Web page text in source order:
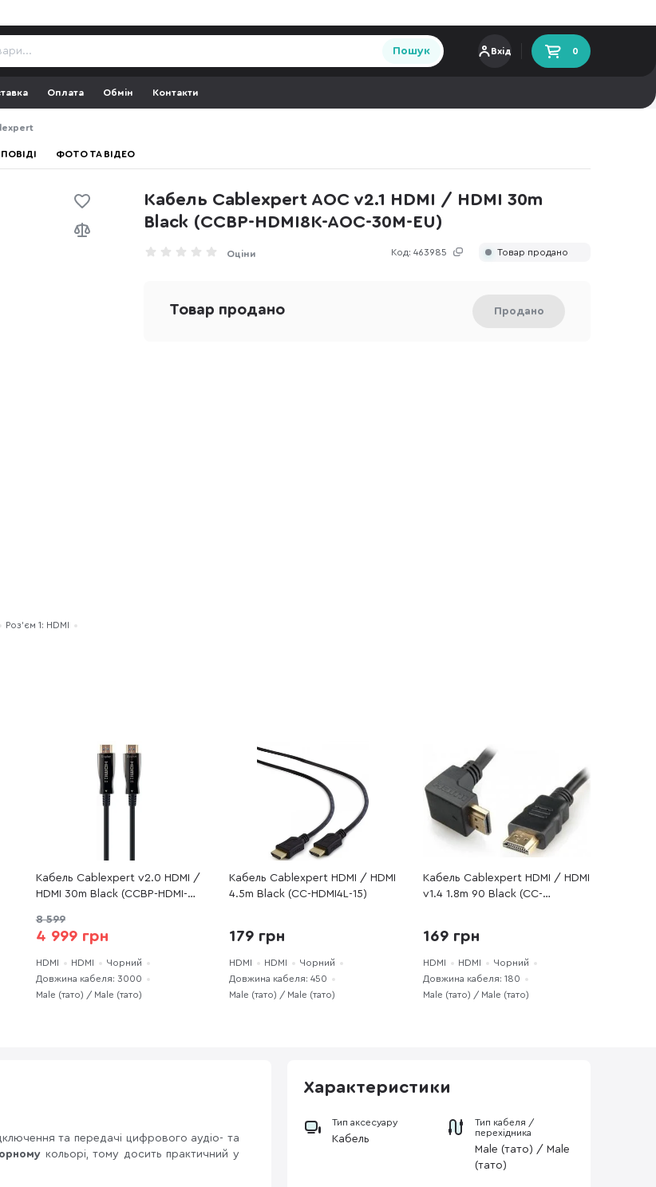
Пошук Вхід 0
Оплата Обмін Контакти
ФОТО ТА ВІДЕО
Кабель Cablexpert AOC v2.1 HDMI / HDMI 30m
Black (CCBP-HDMI8K-AOC-30M-EU)
Код: 463985
Оціни Товар продано
Роз'єм 1: HDMI
Товар продано Продано
Кабель Cablexpert v2.0 HDMI /
HDMI 30m Black (CCBP-HDMI-
8 599
4 999 грн
HDMI HDMI
Чорний
Довжина кабеля: 3000
Male (тато) / Male (тато)
Кабель Cablexpert HDMI / HDMI
4.5m Black (CC-HDMI4L-15)
179 грн
HDMI HDMI
Чорний
Довжина кабеля: 450
Male (тато) / Male (тато)
Кабель Cablexpert HDMI / HDMI
v1.4 1.8m 90 Black (СС-
169 грн
HDMI HDMI
Чорний
Довжина кабеля: 180
Male (тато) / Male (тато)
та передачі цифрового аудіо- та
кольорі, тому досить практичний у
Характеристики
Тип аксесуару
Кабель
Тип кабеля /
перехідника
Male (тато) / Male
(тато)